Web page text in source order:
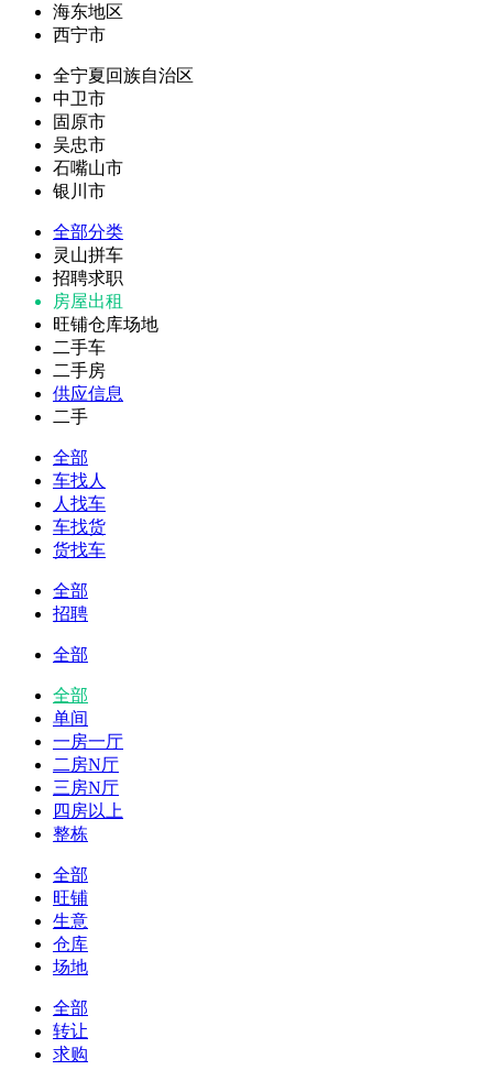
海东地区
西宁市
全宁夏回族自治区
中卫市
固原市
吴忠市
石嘴山市
银川市
全部分类
灵山拼车
招聘求职
房屋出租
旺铺仓库场地
二手车
二手房
供应信息
二手
全部
车找人
人找车
车找货
货找车
全部
招聘
全部
全部
单间
一房一厅
二房N厅
三房N厅
四房以上
整栋
全部
旺铺
生意
仓库
场地
全部
转让
求购